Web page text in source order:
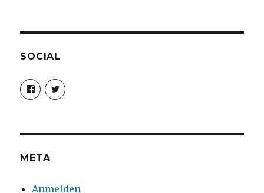
SOCIAL
Profil
von
christoph.fleischer1
anzeigen
Profil
von
anzeigen
META
Anmelden